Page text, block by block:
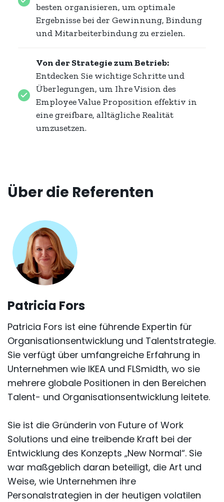
besten organisieren, um optimale
Ergebnisse bei der Gewinnung, Bindung
und Mitarbeiterbindung zu erzielen.
Von der Strategie zum Betrieb:
Entdecken Sie wichtige Schritte und
Überlegungen, um Ihre Vision des
Employee Value Proposition effektiv in
eine greifbare, alltägliche Realität
umzusetzen.
Über die Referenten
Patricia Fors
Patricia Fors ist eine führende Expertin für
Organisationsentwicklung und Talentstrategie.
Sie verfügt über umfangreiche Erfahrung in
Unternehmen wie IKEA und FLSmidth, wo sie
mehrere globale Positionen in den Bereichen
Talent- und Organisationsentwicklung leitete.
Sie ist die Gründerin von Future of Work
Solutions und eine treibende Kraft bei der
Entwicklung des Konzepts „New Normal“. Sie
war maßgeblich daran beteiligt, die Art und
Weise, wie Unternehmen ihre
Personalstrategien in der heutigen volatilen